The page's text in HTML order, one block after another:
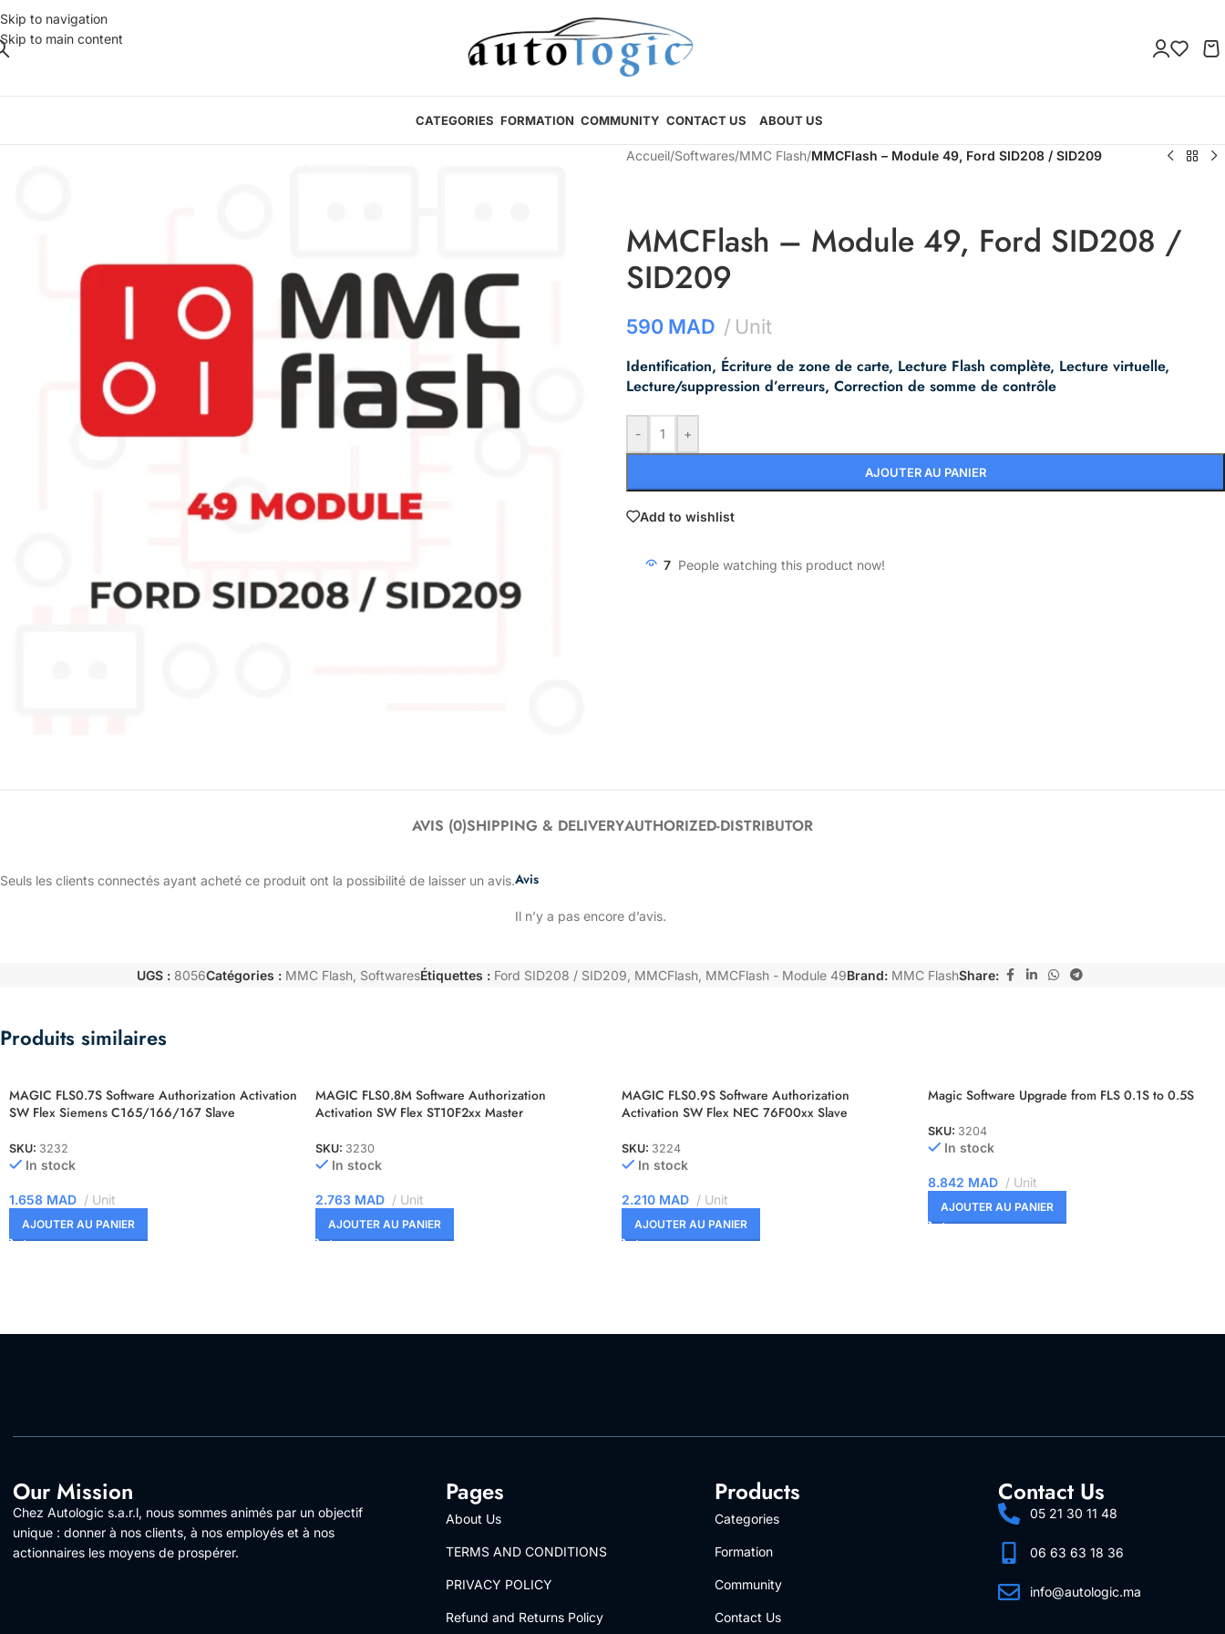
Skip to navigation
Skip to main content
CATEGORIES FORMATION COMMUNITY CONTACT US ABOUT US
Accueil/Softwares/MMC Flash/MMCFlash – Module 49, Ford SID208 / SID209
MMCFlash – Module 49, Ford SID208 /
SID209
590 MAD Unit
Identification, Écriture de zone de carte, Lecture Flash complète, Lecture virtuelle,
Lecture/suppression d’erreurs, Correction de somme de contrôle
- +
AJOUTER AU PANIER
Add to wishlist
7 People watching this product now!
AVIS (0)SHIPPING & DELIVERYAUTHORIZED-DISTRIBUTOR
Avis
Il n’y a pas encore d’avis.
Seuls les clients connectés ayant acheté ce produit ont la possibilité de laisser un avis.
UGS : 8056Catégories : MMC Flash SoftwaresÉtiquettes : Ford SID208 / SID209 MMCFlash MMCFlash - Module 49Brand: MMC FlashShare:
Produits similaires
MAGIC FLS0.7S Software Authorization Activation
SW Flex Siemens C165/166/167 Slave
SKU: 3232
In stock
1.658 MAD Unit
AJOUTER AU PANIER
MAGIC FLS0.8M Software Authorization
Activation SW Flex ST10F2xx Master
SKU: 3230
In stock
2.763 MAD Unit
AJOUTER AU PANIER
MAGIC FLS0.9S Software Authorization
Activation SW Flex NEC 76F00xx Slave
SKU: 3224
In stock
2.210 MAD Unit
AJOUTER AU PANIER
Magic Software Upgrade from FLS 0.1S to 0.5S
SKU: 3204
In stock
8.842 MAD Unit
AJOUTER AU PANIER
Our Mission
Chez Autologic s.a.r.l, nous sommes animés par un objectif
unique : donner à nos clients, à nos employés et à nos
actionnaires les moyens de prospérer.
Pages
About Us
TERMS AND CONDITIONS
PRIVACY POLICY
Refund and Returns Policy
Products
Categories
Formation
Community
Contact Us
Contact Us
05 21 30 11 48
06 63 63 18 36
info@autologic.ma